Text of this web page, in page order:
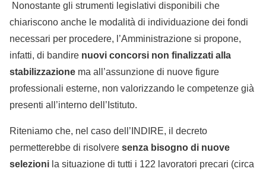
Nonostante gli strumenti legislativi disponibili che
chiariscono anche le modalità di individuazione dei fondi
necessari per procedere, l’Amministrazione si propone,
infatti, di bandire nuovi concorsi non finalizzati alla
stabilizzazione ma all’assunzione di nuove figure
professionali esterne, non valorizzando le competenze già
presenti all’interno dell’Istituto.
Riteniamo che, nel caso dell’INDIRE, il decreto
permetterebbe di risolvere senza bisogno di nuove
selezioni la situazione di tutti i 122 lavoratori precari (circa